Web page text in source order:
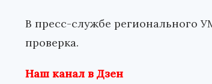
В пресс-службе регионального
проверка.
Наш канал в Дзен